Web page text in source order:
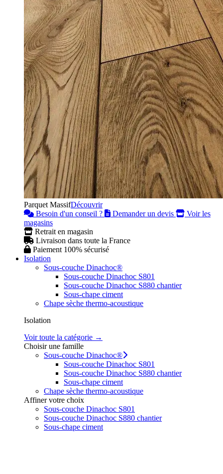
Parquet MassifDécouvrir
Besoin d'un conseil ?
Demander un devis
Voir les
magasins
Retrait en magasin
Livraison dans toute la France
Paiement 100% sécurisé
Isolation
Sous-couche Dinachoc®
Sous-couche Dinachoc S801
Sous-couche Dinachoc S880 chantier
Sous-chape ciment
Chape sèche thermo-acoustique
Isolation
Voir toute la catégorie →
Choisir une famille
Sous-couche Dinachoc®
Sous-couche Dinachoc S801
Sous-couche Dinachoc S880 chantier
Sous-chape ciment
Chape sèche thermo-acoustique
Affiner votre choix
Sous-couche Dinachoc S801
Sous-couche Dinachoc S880 chantier
Sous-chape ciment